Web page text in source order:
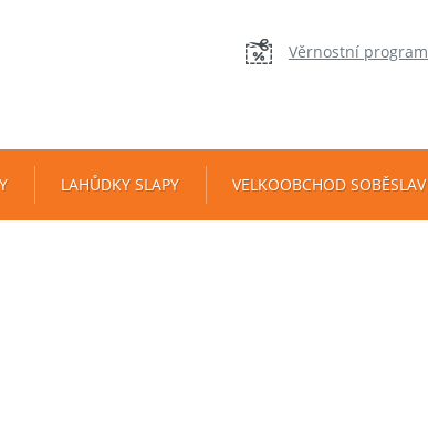
Věrnostní program
LAHŮDKY SLAPY VELKOOBCHOD SOBĚSLAV